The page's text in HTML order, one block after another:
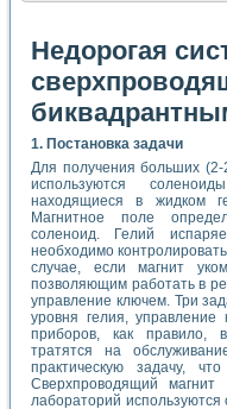
Недорогая
1. Постановка задачи
Для получения больших
используются
находящиеся в жидком
Магнитное поле
соленоид. Гелий
необходимо
случае, если магнит
позволяющим работать в
управление ключем. Три
уровня гелия,
приборов, как правило,
тратятся на
практическую задачу,
Сверхпроводящий
лабораторий